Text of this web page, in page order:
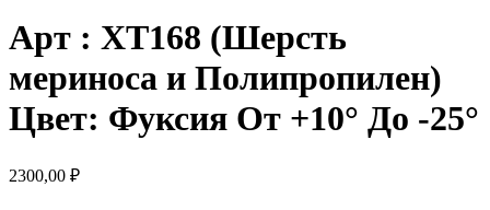
Арт : XT168 (Шерсть
мериноса и Полипропилен)
Цвет: Фуксия От +10° До -25°
2300,00 ₽